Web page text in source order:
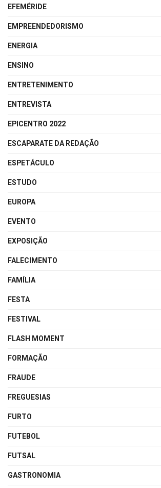
EFEMÉRIDE
EMPREENDEDORISMO
ENERGIA
ENSINO
ENTRETENIMENTO
ENTREVISTA
EPICENTRO 2022
ESCAPARATE DA REDAÇÃO
ESPETÁCULO
ESTUDO
EUROPA
EVENTO
EXPOSIÇÃO
FALECIMENTO
FAMÍLIA
FESTA
FESTIVAL
FLASH MOMENT
FORMAÇÃO
FRAUDE
FREGUESIAS
FURTO
FUTEBOL
FUTSAL
GASTRONOMIA